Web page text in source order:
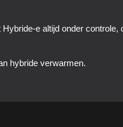
e altijd onder controle,
hybride verwarmen.